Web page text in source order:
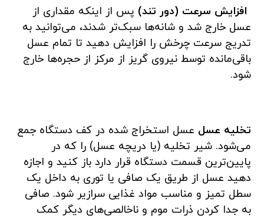
افزایش سرعت (دور تند) پس از اینکه مقداری از
عسل خارج شد و شانه‌ها سبک‌تر شدند، می‌توانید به
تدریج سرعت چرخش را افزایش دهید تا تمام عسل
باقی‌مانده توسط نیروی گریز از مرکز از حجره‌ها خارج
شود.
تخلیه عسل عسل استخراج شده در کف دستگاه جمع
می‌شود. شیر تخلیه (یا دریچه عسل) را که در
پایین‌ترین قسمت دستگاه قرار دارد باز کنید و اجازه
دهید عسل از طریق یک صافی یا توری به داخل یک
سطل تمیز و مناسب مواد غذایی سرازیر شود. صافی
به جدا کردن ذرات موم و ناخالصی‌های دیگر کمک